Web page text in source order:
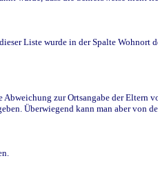
Liste wurde in der Spalte Wohnort
zur Ortsangabe der Eltern
Überwiegend kann man aber von